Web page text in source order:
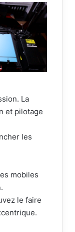
La
et pilotage
les
mobiles
le faire